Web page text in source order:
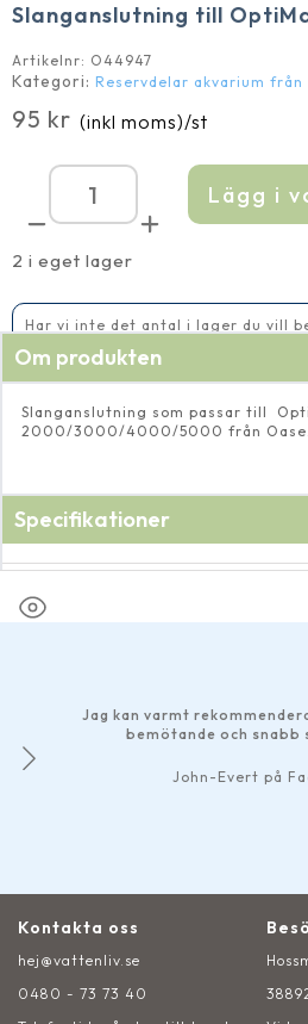
Slanganslutning till
Artikelnr: O44947
Kategori: Reservdelar akvarium från
95 kr (inkl moms)/st
2 i eget lager
Slanganslutning
till
OptiMax
2/3/4/5000
mängd
Lägg i
Har vi inte det antal i lager du vill
Om produkten
Slanganslutning som passar till
2000/3000/4000/5000 från Oase.
Specifikationer
Jag kan varmt
bemötande och snabb
John-Evert på
Kontakta oss
hej@vattenliv.se
0480 - 73 73 40